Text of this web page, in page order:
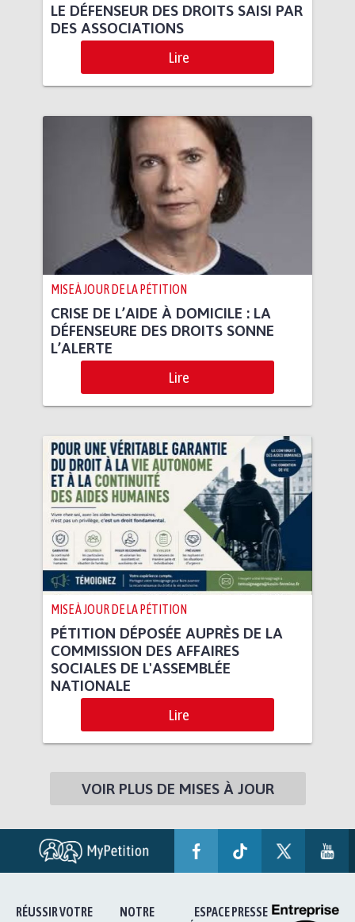
LE DÉFENSEUR DES DROITS SAISI PAR
DES ASSOCIATIONS
Lire
MISE À JOUR DE LA PÉTITION
CRISE DE L’AIDE À DOMICILE : LA
DÉFENSEURE DES DROITS SONNE
L’ALERTE
Lire
MISE À JOUR DE LA PÉTITION
PÉTITION DÉPOSÉE AUPRÈS DE LA
COMMISSION DES AFFAIRES
SOCIALES DE L'ASSEMBLÉE
NATIONALE
Lire
VOIR PLUS DE MISES À JOUR
RÉUSSIR VOTRE
NOTRE
ESPACE PRESSE